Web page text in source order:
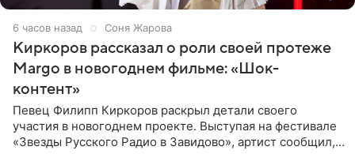
6 часов назад Соня Жарова
Киркоров рассказал о роли своей протеже
Margo в новогоднем фильме: «Шок-
контент»
Певец Филипп Киркоров раскрыл детали своего
участия в новогоднем проекте. Выступая на фестивале
«Звезды Русского Радио в Завидово», артист сообщил,